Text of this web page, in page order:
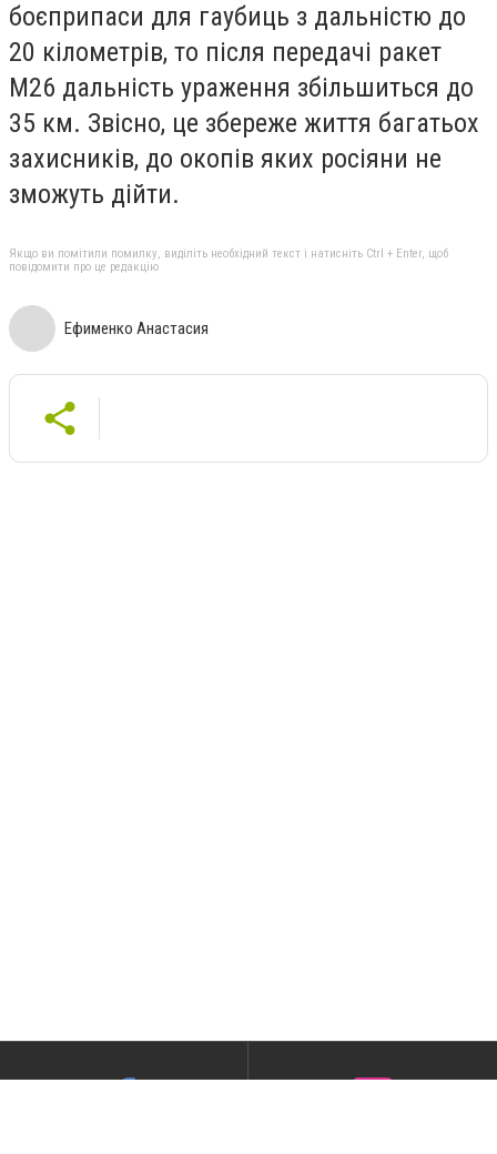
боєприпаси для гаубиць з дальністю до
20 кілометрів, то після передачі ракет
М26 дальність ураження збільшиться до
35 км. Звісно, це збереже життя багатьох
захисників, до окопів яких росіяни не
зможуть дійти.
Якщо ви помітили помилку, виділіть необхідний текст і натисніть Ctrl + Enter, щоб
повідомити про це редакцію
Ефименко Анастасия